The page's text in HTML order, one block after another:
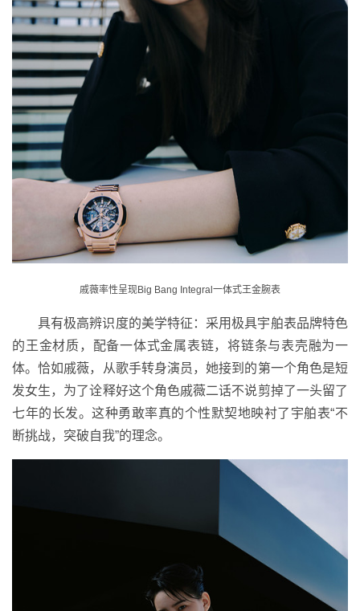
戚薇率性呈现Big Bang Integral一体式王金腕表
具有极高辨识度的美学特征：采用极具宇舶表品牌特色
的王金材质，配备一体式金属表链，将链条与表壳融为一
体。恰如戚薇，从歌手转身演员，她接到的第一个角色是短
发女生，为了诠释好这个角色戚薇二话不说剪掉了一头留了
七年的长发。这种勇敢率真的个性默契地映衬了宇舶表“不
断挑战，突破自我”的理念。